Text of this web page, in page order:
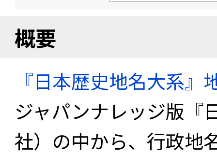
概要
『日本歴史地名大系
ジャパンナレッジ版『
社）の中から、行政地